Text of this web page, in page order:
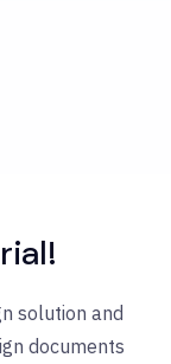
solution and
documents